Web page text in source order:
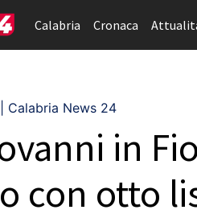
Calabria Cronaca
Calabria News 24
in
con otto